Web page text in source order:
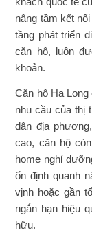
nâng tầm kết
tầng phát triển
căn hộ, luôn
khoản.
Căn hộ Hạ
nhu cầu của thị
dân địa
cao, căn hộ
home nghỉ
ổn định quanh
vịnh hoặc gần
ngắn hạn hiệu
hữu.